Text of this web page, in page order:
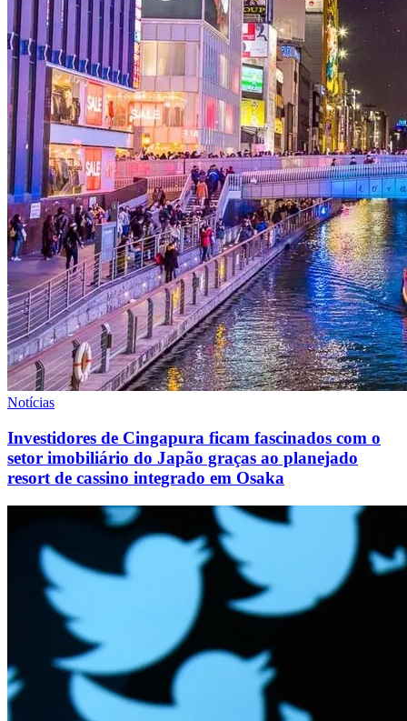
Notícias
Investidores de Cingapura ficam fascinados com o
setor imobiliário do Japão graças ao planejado
resort de cassino integrado em Osaka